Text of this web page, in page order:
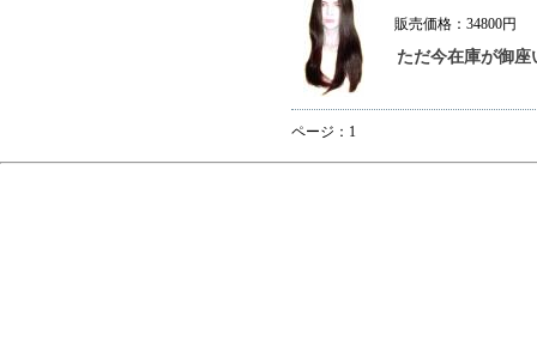
販売価格：34800
ただ今在庫が御座
ページ：1